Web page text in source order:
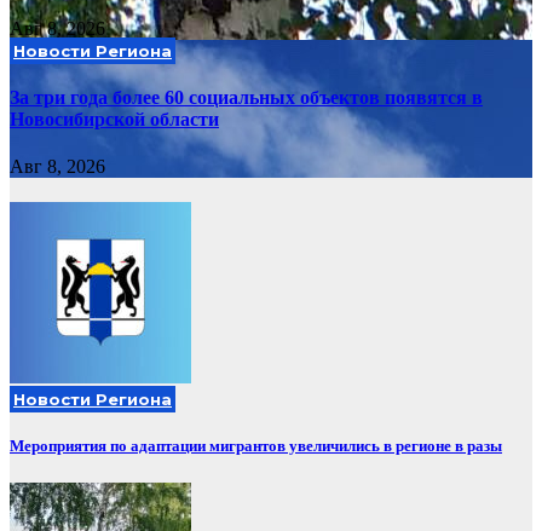
Авг 8, 2026
Новости Региона
За три года более 60 социальных объектов появятся в
Новосибирской области
Авг 8, 2026
Новости Региона
Мероприятия по адаптации мигрантов увеличились в регионе в разы